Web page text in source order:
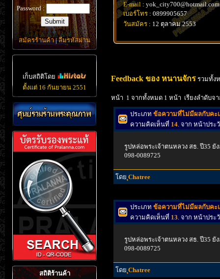
Password :
สมัครร้านค้า|ลืมรหัสผ่าน
เก็บสถิติโดย
ตั้งแต่ 16 กันยายน 2551
สถิติร้านค้า
E-mail : yok_city700@hotmail.com
เบอร์โทร : 0899905657
วันสมัคร : 12 ตุลาคม 2553
Feedback ของ หนานจักร รวมทั้ง
หน้า 1 จากทั้งหมด 1 หน้า เรียงลำดับจา
ประเภท ข้อความที่ไม่มีผลกับคะ
ความคิดเห็นที่ 14. จาก หน้าประ
รูปหล่อพระเจ้าตนหลวง สธ. ปี35 ยั
098-0089725
โดย ุChatree
ประเภท ข้อความที่ไม่มีผลกับคะ
ความคิดเห็นที่ 13. จาก หน้าประ
รูปหล่อพระเจ้าตนหลวง สธ. ปี35 ยั
098-0089725
โดย ุChatree